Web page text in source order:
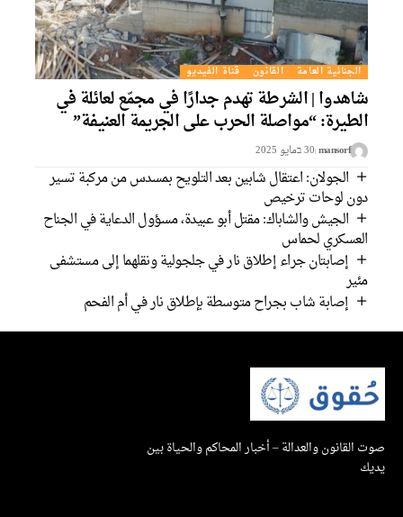
الجنائية العامة القانون قناة الفيديو
شاهدوا | الشرطة تهدم جدارًا في مجمّع لعائلة في
الطيرة: “مواصلة الحرب على الجريمة العنيفة”
mansorf 30 בمايو 2025
الجولان: اعتقال شابين بعد التلويح بمسدس من مركبة تسير
دون لوحات ترخيص
الجيش والشاباك: مقتل أبو عبيدة، مسؤول الدعاية في الجناح
العسكري لحماس
إصابتان جراء إطلاق نار في جلجولية ونقلهما إلى مستشفى
مئير
إصابة شاب بجراح متوسطة بإطلاق نار في أم الفحم
صوت القانون والعدالة – أخبار المحاكم والحياة بين
يديك